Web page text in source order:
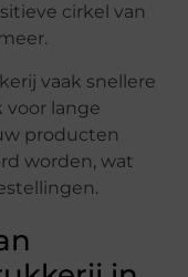
cirkel van
vaak snellere
voor lange
producten
worden, wat